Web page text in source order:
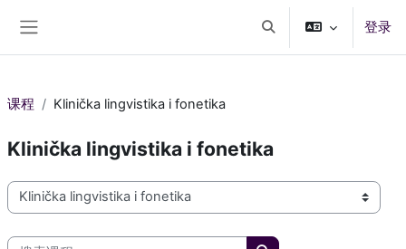
切换搜索输入 登录
课程 Klinička lingvistika i fonetika
Klinička lingvistika i fonetika
课程类别
搜索课程